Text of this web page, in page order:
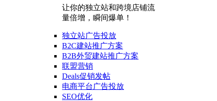
让你的独立站和跨境店铺流
量倍增，瞬间爆单！
独立站广告投放
B2C建站推广方案
B2B外贸建站推广方案
联盟营销
Deals促销发帖
电商平台广告投放
SEO优化